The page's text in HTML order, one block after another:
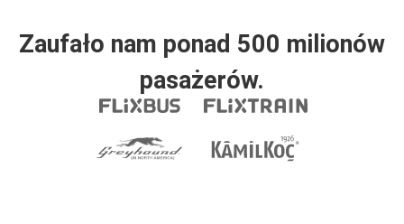
Zaufało nam ponad 500 milionów
pasażerów.